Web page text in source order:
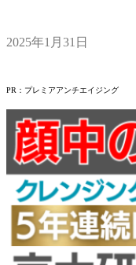
2025年1月31日
​PR：プレミアアンチエイジング